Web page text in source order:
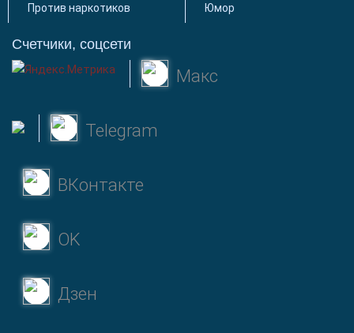
Против наркотиков
Юмор
Счетчики, соцсети
Макс
Telegram
ВКонтакте
OK
Дзен